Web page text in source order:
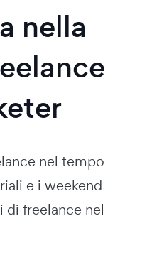
nella
nel tempo
e i weekend
di freelance nel